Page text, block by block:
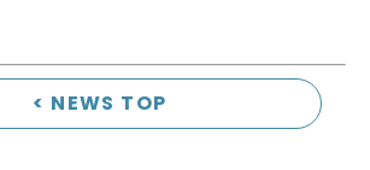
< NEWS TOP